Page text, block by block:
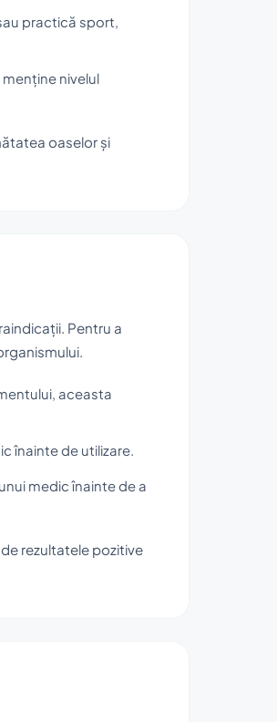
practică sport,
nivelul
oaselor și
Pentru a
aceasta
înainte de utilizare.
medic înainte de a
rezultatele pozitive